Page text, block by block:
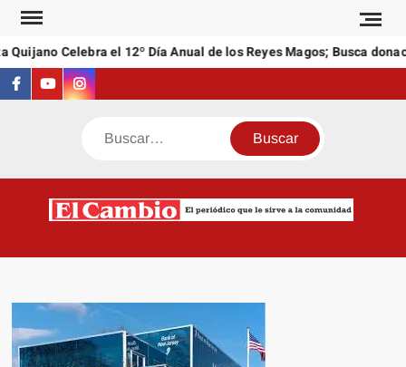
Saltar
contenidoCelebra el 12º Día Anual de los Reyes Magos; Busca
Facebook
YoutubeInstagram
Buscar